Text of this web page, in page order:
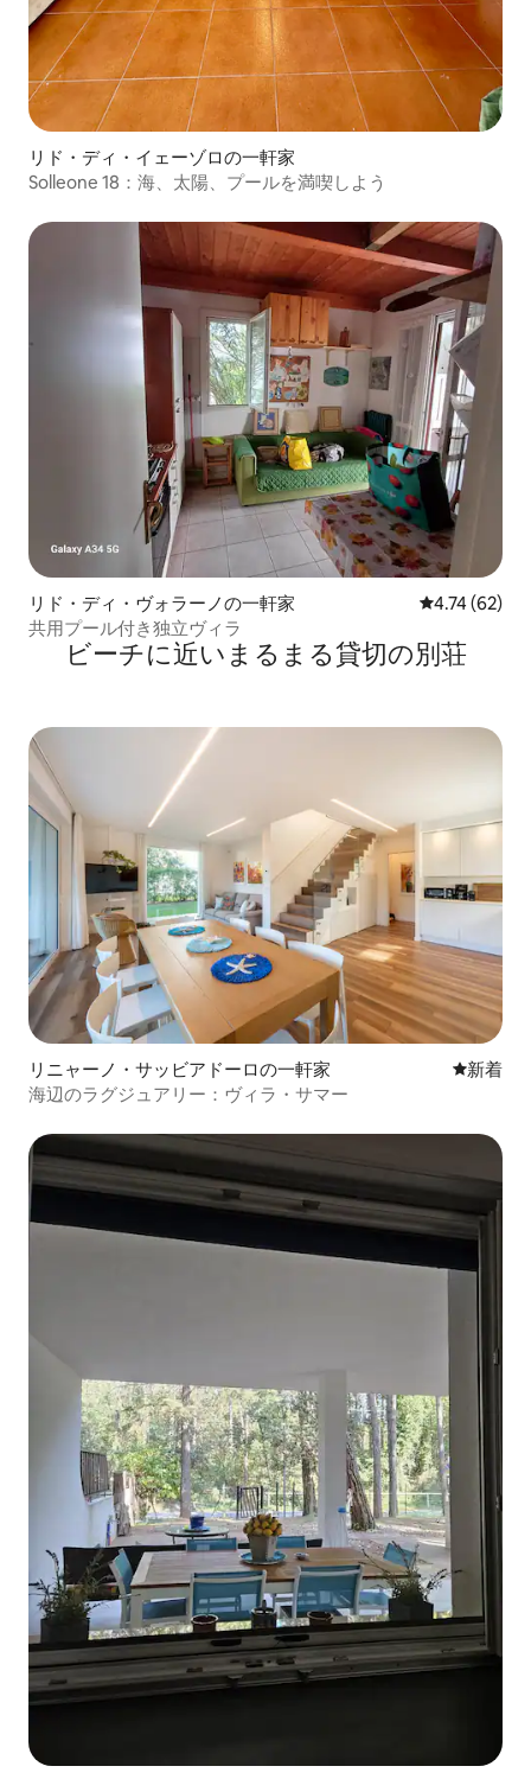
リド・ディ・イェーゾロの一軒家
Solleone 18：海、太陽、プールを満喫しよう
リド・ディ・ヴォラーノの一軒家 レビュー62
4.74 (62)
共用プール付き独立ヴィラ
ビーチに近いまるまる貸切の別荘
リニャーノ・サッビアドーロの一軒家 新しい宿
新着
海辺のラグジュアリー：ヴィラ・サマー